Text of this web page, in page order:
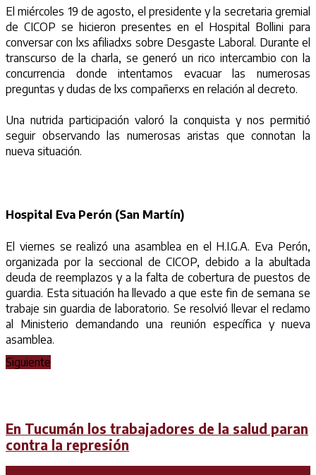
El miércoles 19 de agosto, el presidente y la secretaria gremial
de CICOP se hicieron presentes en el Hospital Bollini para
conversar con lxs afiliadxs sobre Desgaste Laboral. Durante el
transcurso de la charla, se generó un rico intercambio con la
concurrencia donde intentamos evacuar las numerosas
preguntas y dudas de lxs compañerxs en relación al decreto.
Una nutrida participación valoró la conquista y nos permitió
seguir observando las numerosas aristas que connotan la
nueva situación.
Hospital Eva Perón (San Martín)
El viernes se realizó una asamblea en el H.I.G.A. Eva Perón,
organizada por la seccional de CICOP, debido a la abultada
deuda de reemplazos y a la falta de cobertura de puestos de
guardia. Esta situación ha llevado a que este fin de semana se
trabaje sin guardia de laboratorio. Se resolvió llevar el reclamo
al Ministerio demandando una reunión específica y nueva
asamblea.
Siguiente
En Tucumán los trabajadores de la salud paran
contra la represión